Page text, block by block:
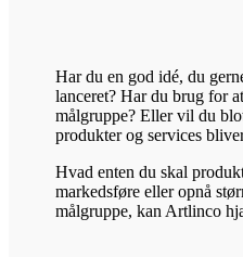
Har du en god idé, du
lanceret? Har du brug for
målgruppe? Eller vil du
produkter og services
Hvad enten du skal
markedsføre eller opnå
målgruppe, kan Artlinco